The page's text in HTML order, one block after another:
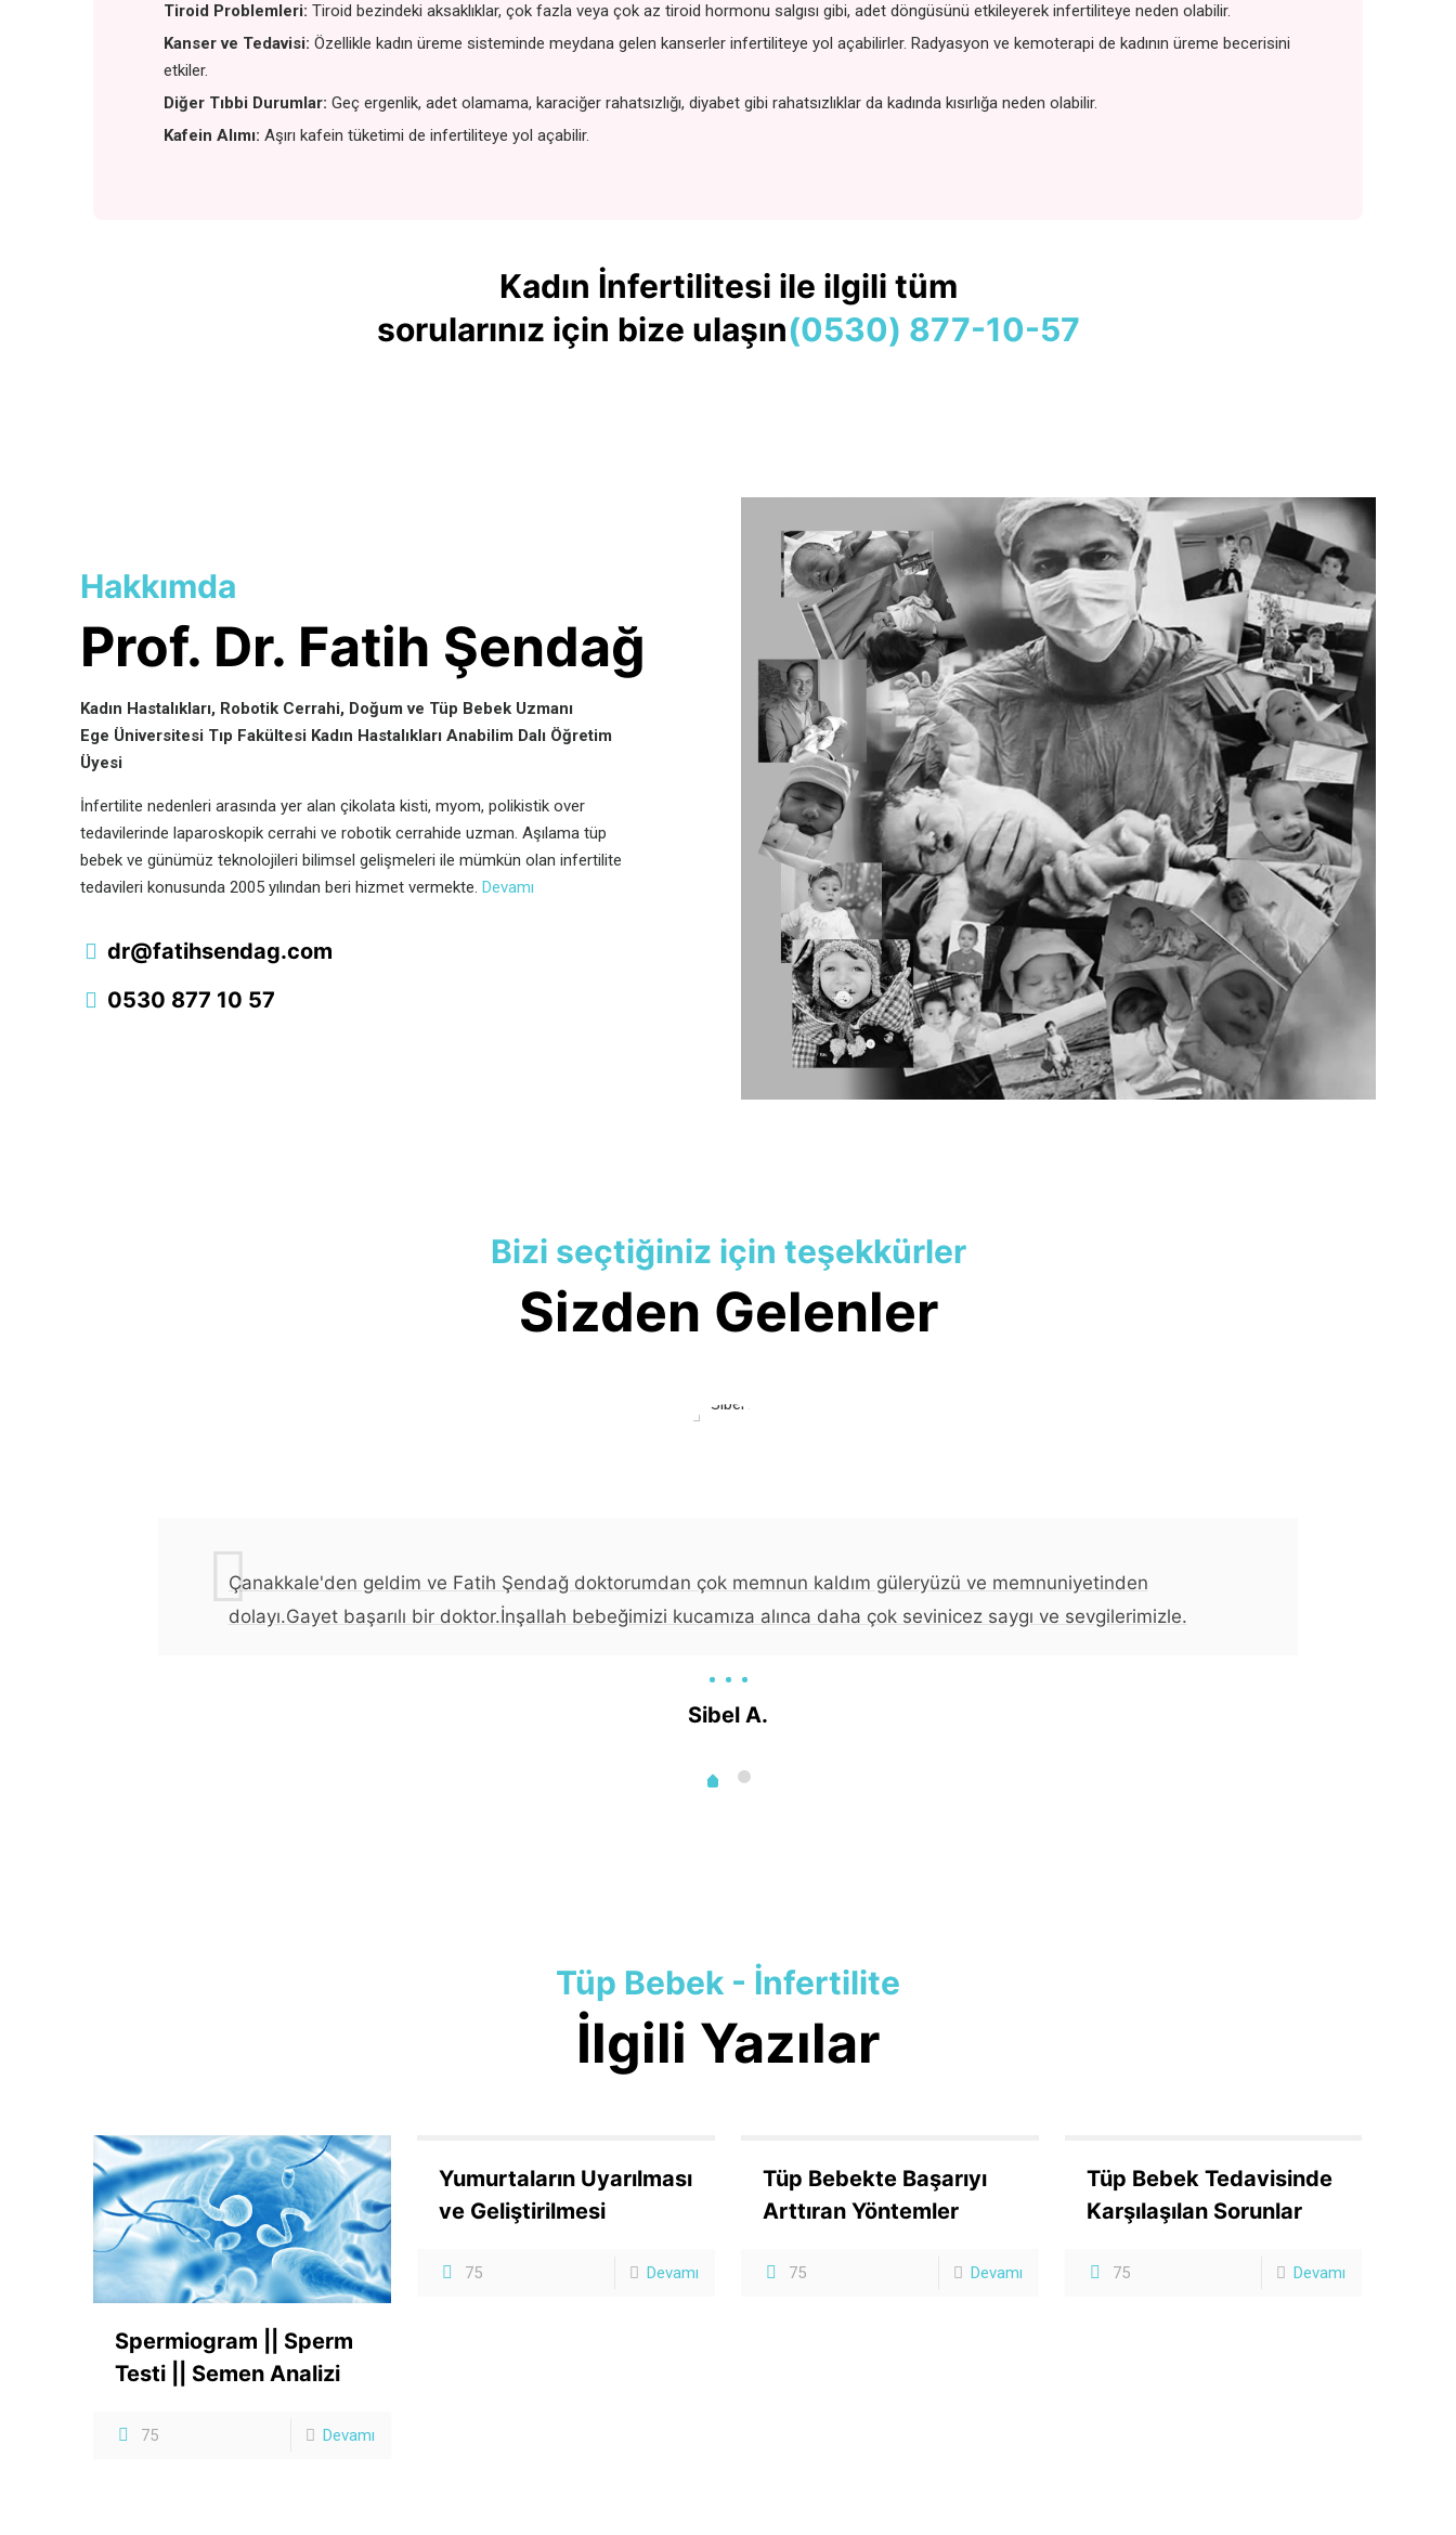
Tiroid Problemleri:Tiroid bezindeki aksaklıklar, çok fazla veya çok az tiroid hormonu salgısı gibi, adet döngüsünü etkileyerek infertiliteye neden olabilir.
Kanser ve Tedavisi:Özellikle kadın üreme sisteminde meydana gelen kanserler infertiliteye yol açabilirler. Radyasyon ve kemoterapi de kadının üreme becerisini
etkiler.
Diğer Tıbbi Durumlar:Geç ergenlik, adet olamama, karaciğer rahatsızlığı, diyabet gibi rahatsızlıklar da kadında kısırlığa neden olabilir.
Kafein Alımı: Aşırı kafein tüketimi de infertiliteye yol açabilir.
Kadın İnfertilitesi ile ilgili tüm
sorularınız için bize ulaşın(0530) 877-10-57
Hakkımda
Prof. Dr. Fatih Şendağ
Kadın Hastalıkları, Robotik Cerrahi, Doğum ve Tüp Bebek Uzmanı
Ege Üniversitesi Tıp Fakültesi Kadın Hastalıkları Anabilim Dalı Öğretim
Üyesi
İnfertilite nedenleri arasında yer alan çikolata kisti, myom, polikistik over
tedavilerinde laparoskopik cerrahi ve robotik cerrahide uzman. Aşılama tüp
bebek ve günümüz teknolojileri bilimsel gelişmeleri ile mümkün olan infertilite
tedavileri konusunda 2005 yılından beri hizmet vermekte. Devamı
dr@fatihsendag.com
0530 877 10 57
Bizi seçtiğiniz için teşekkürler
Sizden Gelenler
Çanakkale'den geldim ve Fatih Şendağ doktorumdan çok memnun kaldım güleryüzü ve memnuniyetinden
dolayı.Gayet başarılı bir doktor.İnşallah bebeğimizi kucamıza alınca daha çok sevinicez saygı ve sevgilerimizle.
Sibel A.
Tüp Bebek - İnfertilite
İlgili Yazılar
Spermiogram || Sperm
Testi || Semen Analizi
75 Devamı
Yumurtaların Uyarılması
ve Geliştirilmesi
75 Devamı
Tüp Bebekte Başarıyı
Arttıran Yöntemler
75 Devamı
Tüp Bebek Tedavisinde
Karşılaşılan Sorunlar
75 Devamı